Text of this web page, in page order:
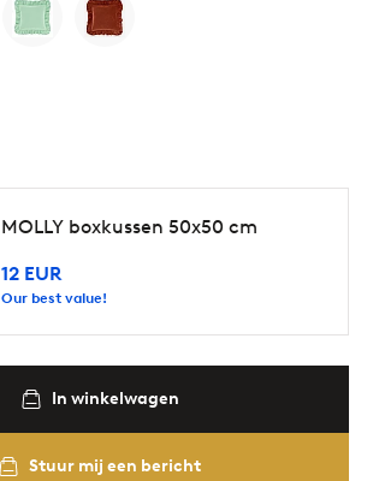
MOLLY boxkussen 50x50 cm
12 EUR
Our best value!
In winkelwagen
Stuur mij een bericht